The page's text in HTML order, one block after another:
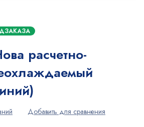
расчетно-